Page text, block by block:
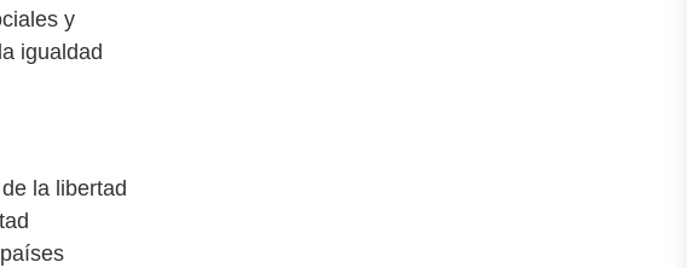
y
igualdad
la libertad